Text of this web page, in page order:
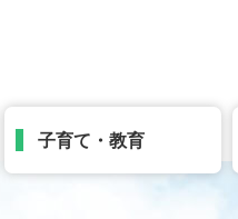
子育て・教育